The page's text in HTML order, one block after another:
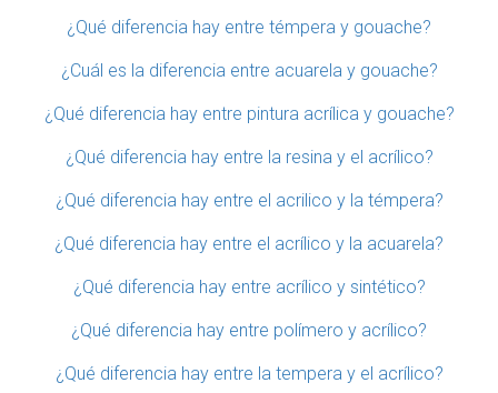
¿Qué diferencia hay entre témpera y gouache?
¿Cuál es la diferencia entre acuarela y gouache?
¿Qué diferencia hay entre pintura acrílica y gouache?
¿Qué diferencia hay entre la resina y el acrílico?
¿Qué diferencia hay entre el acrilico y la témpera?
¿Qué diferencia hay entre el acrílico y la acuarela?
¿Qué diferencia hay entre acrílico y sintético?
¿Qué diferencia hay entre polímero y acrílico?
¿Qué diferencia hay entre la tempera y el acrílico?